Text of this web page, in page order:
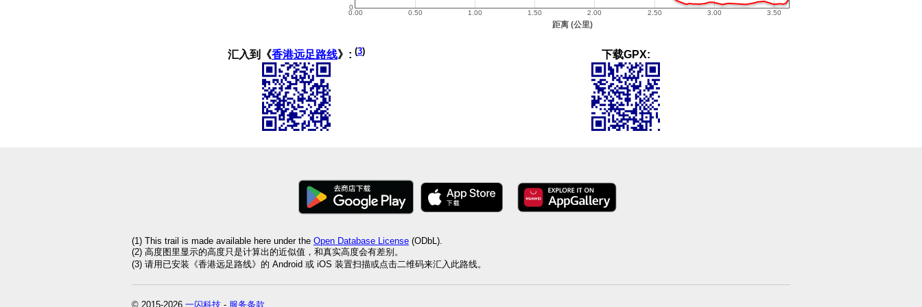
汇入到《香港远足路线》: (3) 下载GPX:
(1) This trail is made available here under the Open Database License (ODbL).
(2) 高度图里显示的高度只是计算出的近似值，和真实高度会有差别。
(3) 请用已安装《香港远足路线》的 Android 或 iOS 装置扫描或点击二维码来汇入此路线。
© 2015-2026 一闪科技 - 服务条款